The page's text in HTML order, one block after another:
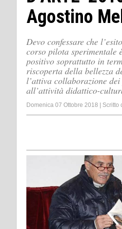
Agostino
Devo confessare che
corso pilota sperimentale
positivo soprattutto in
riscoperta della bellezza
l’attiva collaborazione
all’attività didattico-
Domenica 07 Ottobre 2018 Scritto